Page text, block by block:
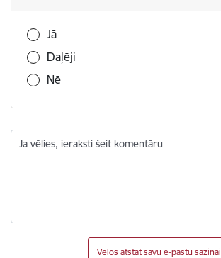
Vai šī informācija bija noderīga?
Jā
Daļēji
Nē
Ja vēlies, ieraksti šeit komentāru
Vēlos atstāt savu e-pastu saziņai